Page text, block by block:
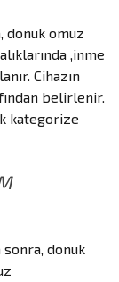
donuk omuz
,inme
Cihazın
belirlenir.
kategorize
sonra, donuk